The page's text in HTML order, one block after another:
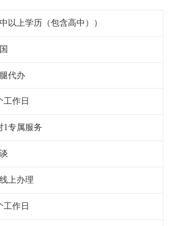
以上学历（包含高中））
代办
工作日
1专属服务
上办理
工作日